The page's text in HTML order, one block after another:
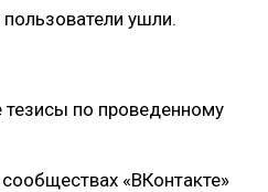
ушли.
по проведенному
«ВКонтакте»